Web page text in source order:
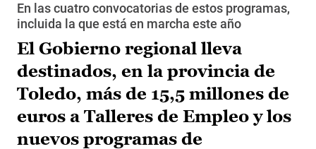
En las cuatro convocatorias de estos programas,
incluida la que está en marcha este año
El Gobierno regional lleva
destinados, en la provincia de
Toledo, más de 15,5 millones de
euros a Talleres de Empleo y los
nuevos programas de